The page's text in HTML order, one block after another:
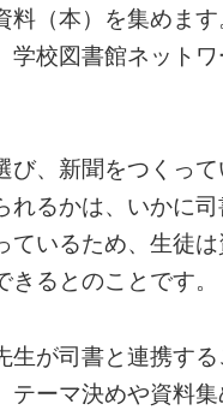
（本）を集めま
学校図書館ネット
、新聞をつくっ
れるかは、いかに
いるため、生徒
るとのことです。
生が司書と連携す
ーマ決めや資料